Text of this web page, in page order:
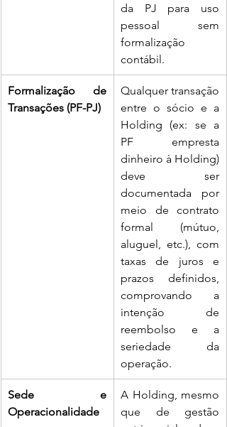
da PJ para uso
pessoal sem
formalização
contábil.
Formalização de
Transações (PF-PJ)
Qualquer transação
entre o sócio e a
Holding (ex: se a
PF empresta
dinheiro à Holding)
deve ser
documentada por
meio de contrato
formal (mútuo,
aluguel, etc.), com
taxas de juros e
prazos definidos,
comprovando a
intenção de
reembolso e a
seriedade da
operação.
Sede e
Operacionalidade
A Holding, mesmo
que de gestão